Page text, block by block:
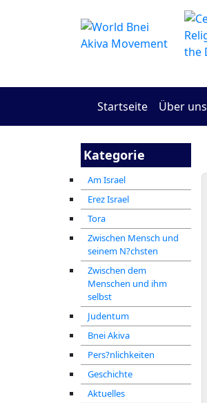
Startseite Über uns
Kategorie
Am Israel
Erez Israel
Tora
Zwischen Mensch und
seinem N?chsten
Zwischen dem
Menschen und ihm
selbst
Judentum
Bnei Akiva
Pers?nlichkeiten
Geschichte
Aktuelles